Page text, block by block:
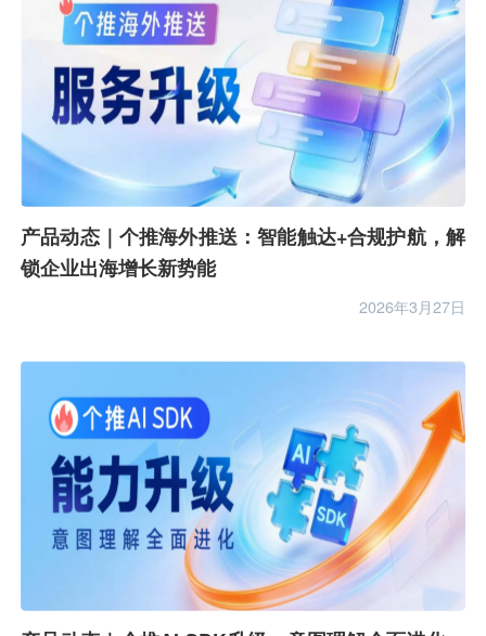
产品动态｜个推海外推送：智能触达+合规护航，解
锁企业出海增长新势能
2026年3月27日